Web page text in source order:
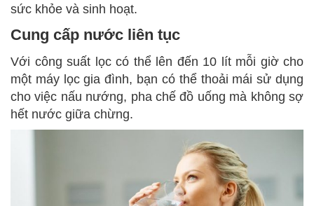
sức khỏe và sinh hoạt.
Cung cấp nước liên tục
Với công suất lọc có thể lên đến 10 lít mỗi giờ cho
một máy lọc gia đình, bạn có thể thoải mái sử dụng
cho việc nấu nướng, pha chế đồ uống mà không sợ
hết nước giữa chừng.